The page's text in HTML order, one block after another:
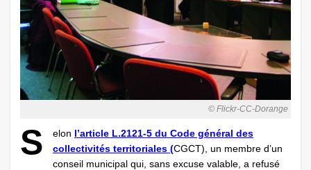
© Flickr-CC-Dorange
S elon l’article L.2121-5 du Code général des
collectivités territoriales (CGCT), un membre d’un
conseil municipal qui, sans excuse valable, a refusé